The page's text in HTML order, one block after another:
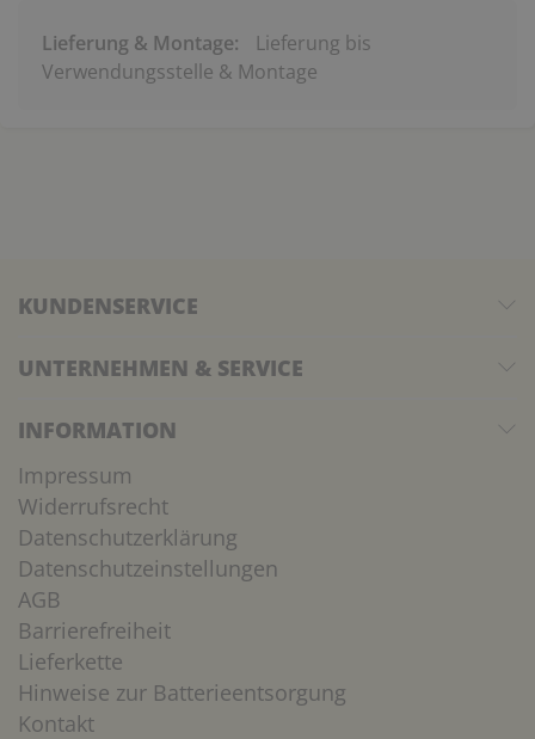
Lieferung & Montage:
Lieferung bis
Verwendungsstelle & Montage
KUNDENSERVICE
UNTERNEHMEN & SERVICE
INFORMATION
Impressum
Widerrufsrecht
Datenschutzerklärung
Datenschutzeinstellungen
AGB
Barrierefreiheit
Lieferkette
Hinweise zur Batterieentsorgung
Kontakt